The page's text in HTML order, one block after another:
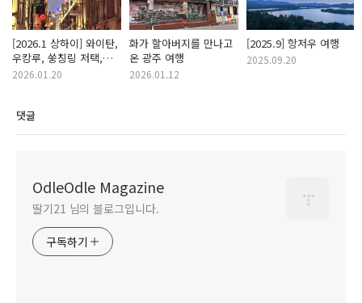
[2026.1 상하이] 와이탄,
우캉루, 쑹칭링 저택,
톈쯔팡, 첸슈
2026.01.20
화가 할아버지를 만나고
온 광주 여행
2026.01.12
[2025.9] 항저우 여행
2025.09.20
댓글
OdleOdle Magazine
딸기21 님의 블로그입니다.
구독하기